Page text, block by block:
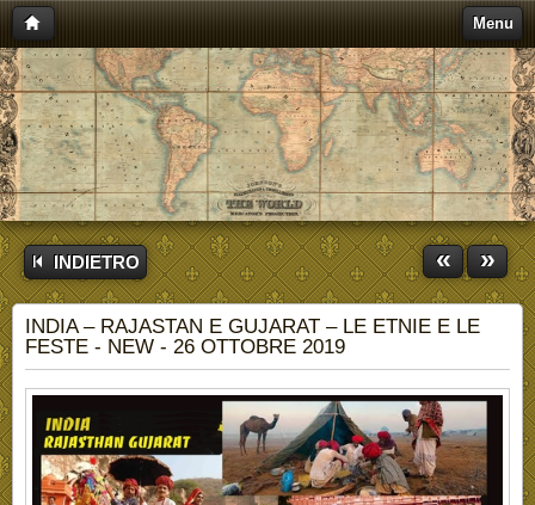
Menu
INDIETRO « »
INDIA – RAJASTAN E GUJARAT – LE ETNIE E LE
FESTE - NEW - 26 OTTOBRE 2019